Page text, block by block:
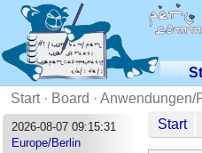
Start· Board · Anwendungen/
2026-08-07 09:15:31
Europe/Berlin
Start